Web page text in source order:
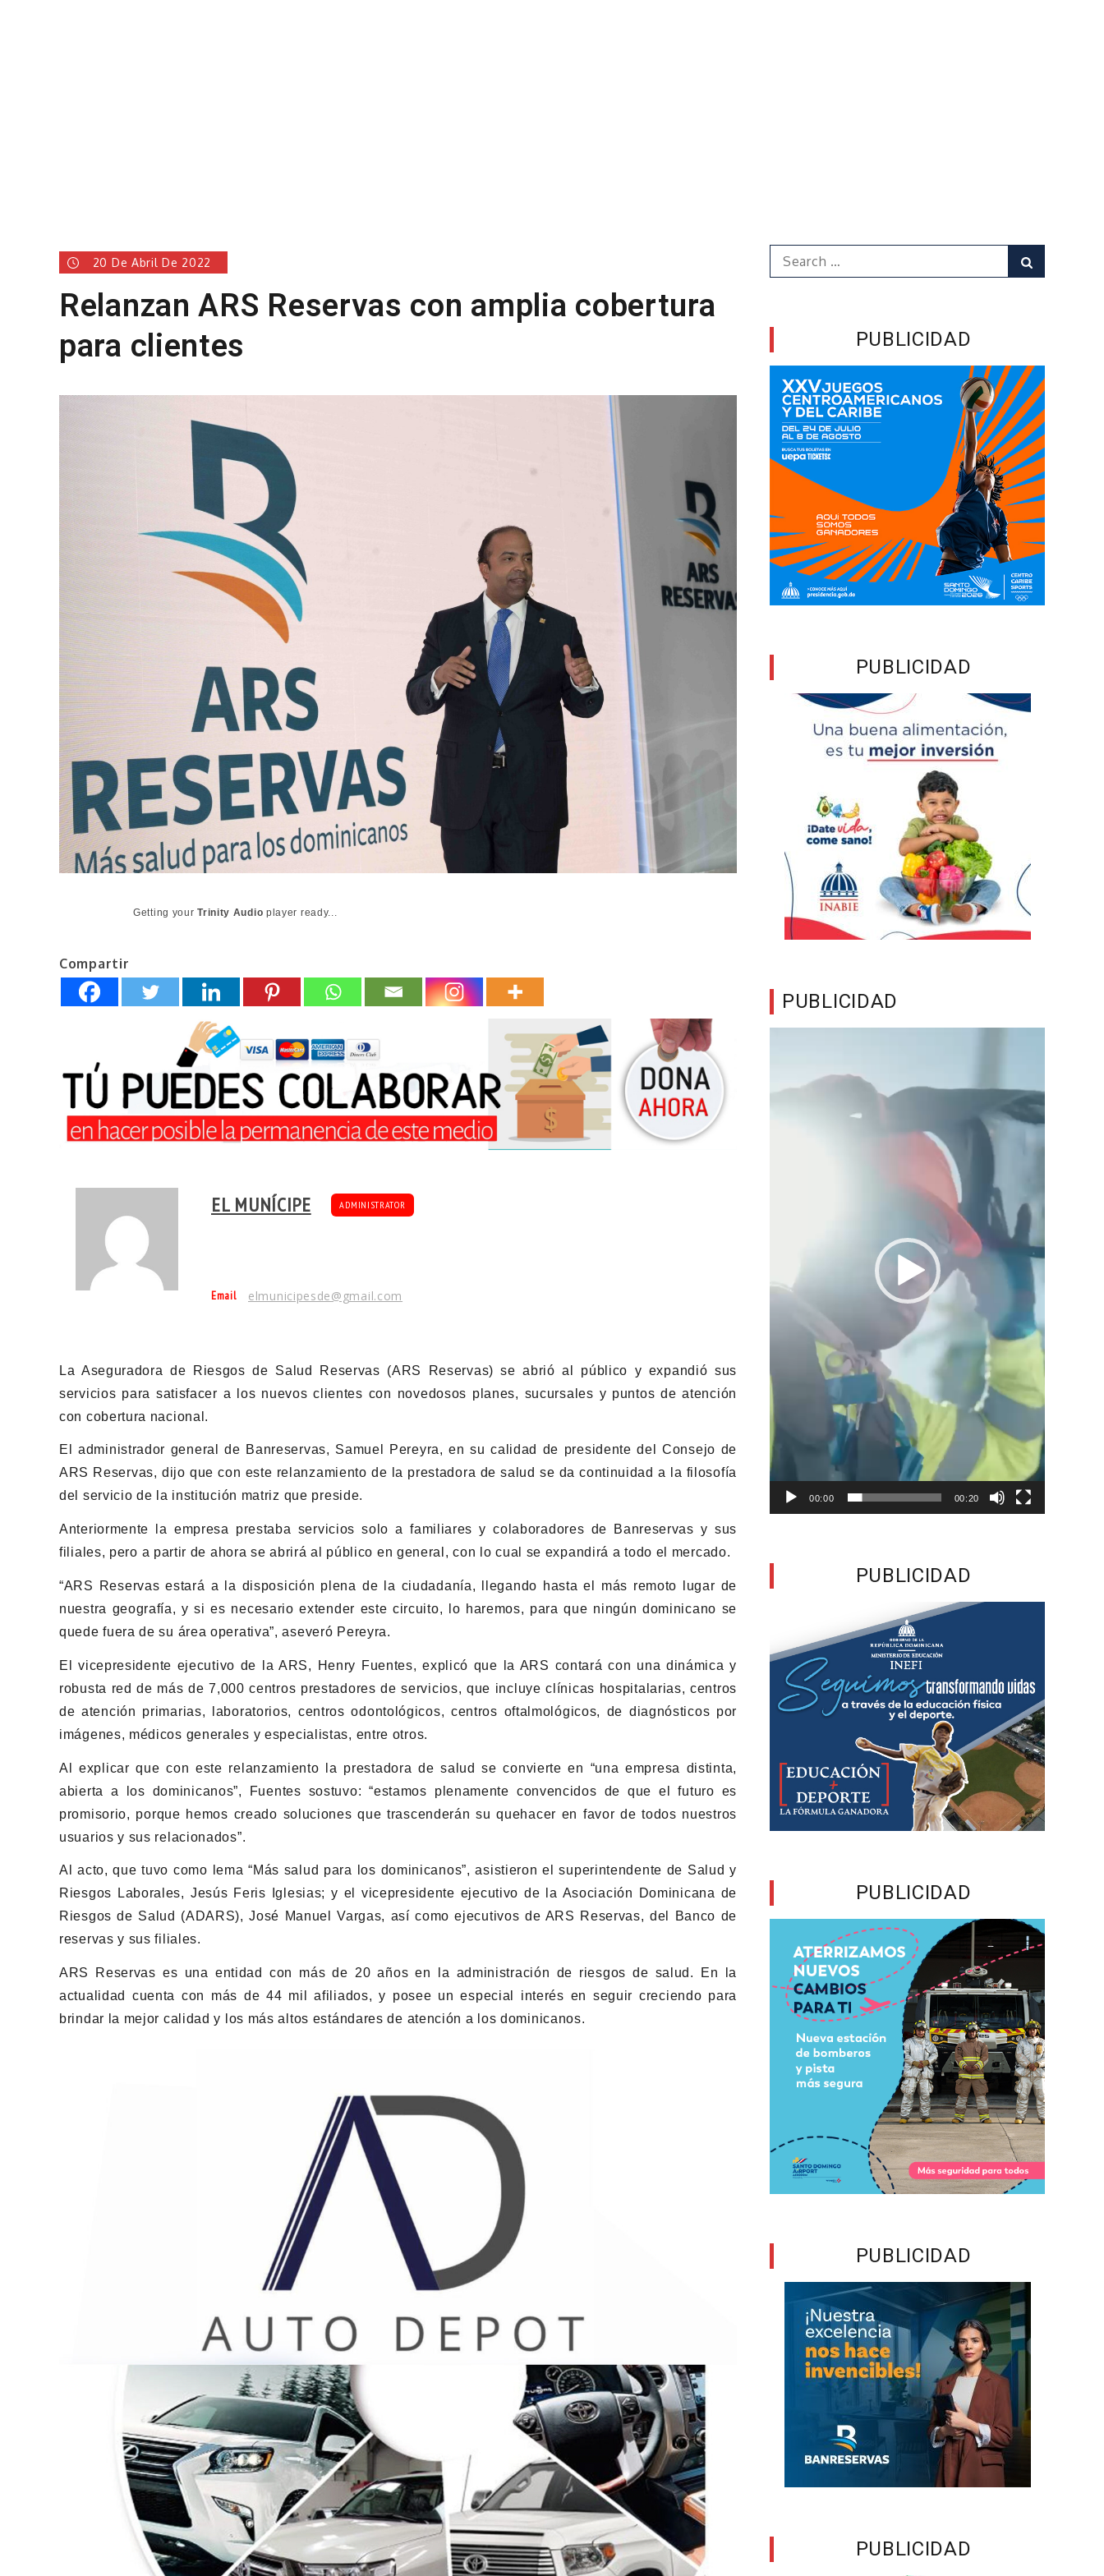
20 De Abril De 2022
Relanzan ARS Reservas con amplia cobertura
para clientes
Getting yourTrinity Audio player ready...
Compartir
EL MUNÍCIPE ADMINISTRATOR
Email elmunicipesde@gmail.com
La Aseguradora de Riesgos de Salud Reservas (ARS Reservas) se abrió al público y expandió sus
servicios para satisfacer a los nuevos clientes con novedosos planes, sucursales y puntos de atención
con cobertura nacional.
El administrador general de Banreservas, Samuel Pereyra, en su calidad de presidente del Consejo de
ARS Reservas, dijo que con este relanzamiento de la prestadora de salud se da continuidad a la filosofía
del servicio de la institución matriz que preside.
Anteriormente la empresa prestaba servicios solo a familiares y colaboradores de Banreservas y sus
filiales, pero a partir de ahora se abrirá al público en general, con lo cual se expandirá a todo el mercado.
“ARS Reservas estará a la disposición plena de la ciudadanía, llegando hasta el más remoto lugar de
nuestra geografía, y si es necesario extender este circuito, lo haremos, para que ningún dominicano se
quede fuera de su área operativa”, aseveró Pereyra.
El vicepresidente ejecutivo de la ARS, Henry Fuentes, explicó que la ARS contará con una dinámica y
robusta red de más de 7,000 centros prestadores de servicios, que incluye clínicas hospitalarias, centros
de atención primarias, laboratorios, centros odontológicos, centros oftalmológicos, de diagnósticos por
imágenes, médicos generales y especialistas, entre otros.
Al explicar que con este relanzamiento la prestadora de salud se convierte en “una empresa distinta,
abierta a los dominicanos”, Fuentes sostuvo: “estamos plenamente convencidos de que el futuro es
promisorio, porque hemos creado soluciones que trascenderán su quehacer en favor de todos nuestros
usuarios y sus relacionados”.
Al acto, que tuvo como lema “Más salud para los dominicanos”, asistieron el superintendente de Salud y
Riesgos Laborales, Jesús Feris Iglesias; y el vicepresidente ejecutivo de la Asociación Dominicana de
Riesgos de Salud (ADARS), José Manuel Vargas, así como ejecutivos de ARS Reservas, del Banco de
reservas y sus filiales.
ARS Reservas es una entidad con más de 20 años en la administración de riesgos de salud. En la
actualidad cuenta con más de 44 mil afiliados, y posee un especial interés en seguir creciendo para
brindar la mejor calidad y los más altos estándares de atención a los dominicanos.
Search
for:
PUBLICIDAD
PUBLICIDAD
PUBLICIDAD
00:00 00:20
PUBLICIDAD
PUBLICIDAD
PUBLICIDAD
PUBLICIDAD